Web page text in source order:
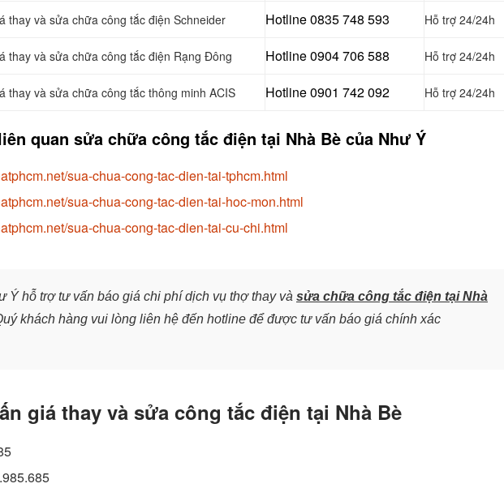
thay và sửa chữa công tắc điện Schneider Hotline 0835 748 593 Hỗ trợ 24/24h
thay và sửa chữa công tắc điện Rạng Đông Hotline 0904 706 588 Hỗ trợ 24/24h
thay và sửa chữa công tắc thông minh ACIS Hotline 0901 742 092 Hỗ trợ 24/24h
quan sửa chữa công tắc điện tại Nhà Bè của Như Ý
sua-chua-cong-tac-dien-tai-tphcm.html
sua-chua-cong-tac-dien-tai-hoc-mon.html
sua-chua-cong-tac-dien-tai-cu-chi.html
Ý hỗ trợ tư vấn báo giá chi phí dịch vụ thợ thay và sửa chữa công tắc điện tại Nhà
khách hàng vui lòng liên hệ đến hotline để được tư vấn báo giá chính xác
giá thay và sửa công tắc điện tại Nhà Bè